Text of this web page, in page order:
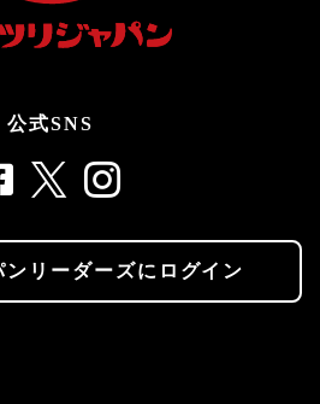
公式SNS
リーダーズにログイン